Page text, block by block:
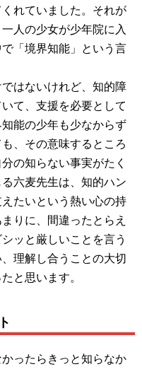
れていました。それが
人の少女が少年院に入
「境界知能」という言
はないけれど、知的障
て、支援を必要として
能の少年も少なからず
、その意味するところ
の知らない事実がたく
六麦先生は、知的ハン
たいという熱い心の持
りに、間違ったとらえ
ッと厳しいことを言う
理解し合うことの大切
と思います。
ったらきっと知らなか